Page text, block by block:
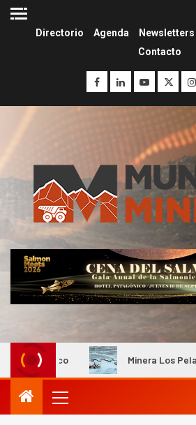
Directorio Agenda Newsletters
Contacto
Minera Los Pelambres